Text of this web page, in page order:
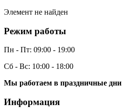
Элемент не найден
Режим работы
Пн - Пт: 09:00 - 19:00
Сб - Вс: 10:00 - 18:00
Мы работаем в праздничные дни
Информация